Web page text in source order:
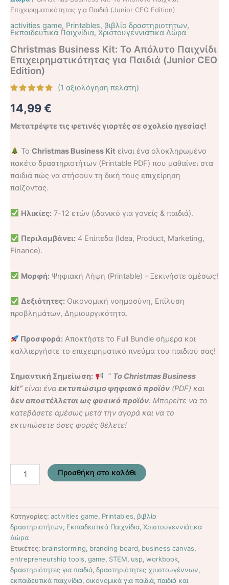
Επιχειρηματικότητας για Παιδιά (Junior CEO Edition)
activities game, Printables, βιβλίο δραστηριοτήτων,
Εκπαιδευτικά Παιχνίδια, Χριστουγεννιάτικα Δώρα
Christmas Business Kit: Το Απόλυτο Παιχνίδι
Επιχειρηματικότητας για Παιδιά (Junior CEO
Edition)
με 5.00
από 5 με
βαθμολογία
(1 αξιολόγηση πελάτη)
14,99€
Μετατρέψτε τις φετινές γιορτές σε σχολείο ηγεσίας!
Το Christmas Business Kit είναι ένα ολοκληρωμένο
πακέτο δραστηριοτήτων (Printable PDF) που μαθαίνει στα
παιδιά πώς να στήσουν τη δική τους επιχείρηση
παίζοντας.
Ηλικίες:7-12 ετών (ιδανικό για γονείς & παιδιά).
Περιλαμβάνει:4 Επίπεδα (Idea, Product, Marketing,
Finance).
Μορφή:Ψηφιακή Λήψη (Printable) – Ξεκινήστε αμέσως!
Δεξιότητες:Οικονομική νοημοσύνη, Επίλυση
προβλημάτων, Δημιουργικότητα.
Προσφορά:Αποκτήστε το Full Bundle σήμερα και
καλλιεργήστε το επιχειρηματικό πνεύμα του παιδιού σας!
Σημαντική Σημείωση: ” Το Christmas Business
kit”είναι ένα εκτυπώσιμο ψηφιακό προϊόν (PDF) και
δεν αποστέλλεται ως φυσικό προϊόν. Μπορείτε να το
κατεβάσετε αμέσως μετά την αγορά και να το
εκτυπώσετε όσες φορές θέλετε!
Προσθήκη στο καλάθι
Κατηγορίες: activities game, Printables, βιβλίο
δραστηριοτήτων, Εκπαιδευτικά Παιχνίδια, Χριστουγεννιάτικα
Δώρα
Ετικέτες: brainstorming, branding board, business canvas,
entrepreneurship tools, game, STEM, usp, workbook,
δραστηριότητες για παιδιά, δραστηριότητες χριστουγέννων,
εκπαιδευτικά παιχνίδια, οικονομικά για παιδιά, παιδιά και